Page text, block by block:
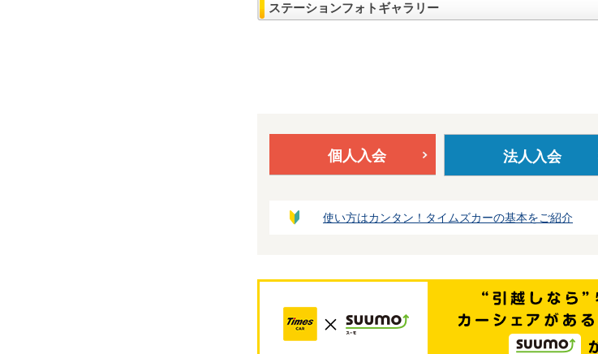
ステーションフォトギャラリー
個人入会 法人入会
使い方はカンタン！タイムズカーの基本をご紹介